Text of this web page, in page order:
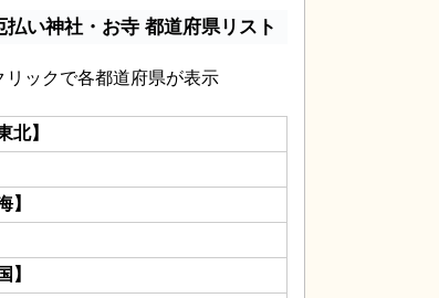
払い神社・お寺 都道府県リスト
ックで各都道府県が表示
北】
】
】